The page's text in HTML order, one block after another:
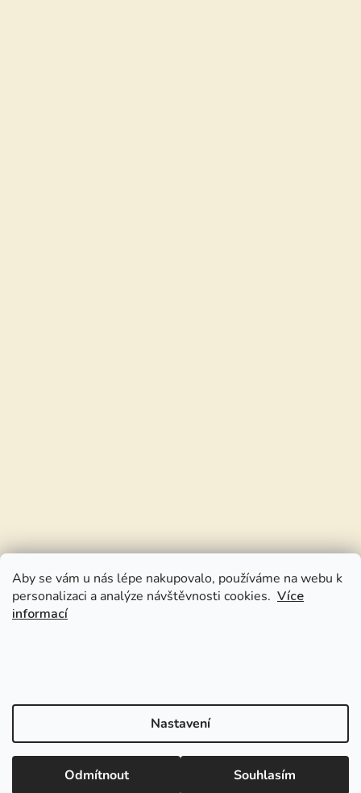
Aby se vám u nás lépe nakupovalo, používáme na webu k
personalizaci a analýze návštěvnosti cookies. Více
informací
Nastavení
Odmítnout Souhlasím